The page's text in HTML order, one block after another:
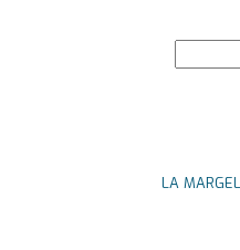
LA